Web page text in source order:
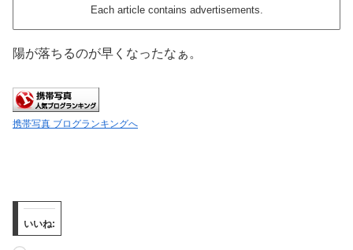
Each article contains advertisements.
陽が落ちるのが早くなったなぁ。
携帯写真 ブログランキングへ
いいね: